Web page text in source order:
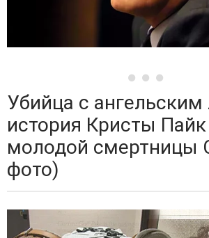
Убийца с
история Кристы
молодой смертницы
фото)